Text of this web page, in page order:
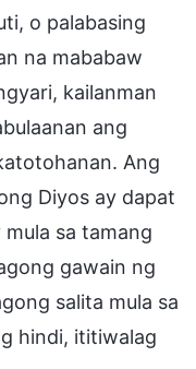
o palabasing
na mababaw
kailanman
ang
Ang
Diyos ay dapat
sa tamang
gawain ng
salita mula sa
hindi, ititiwalag